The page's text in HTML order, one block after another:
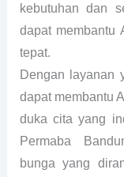
kebutuhan dan
dapat membantu
tepat.
Dengan layanan
dapat membantu
duka cita yang
Permaba
bunga yang